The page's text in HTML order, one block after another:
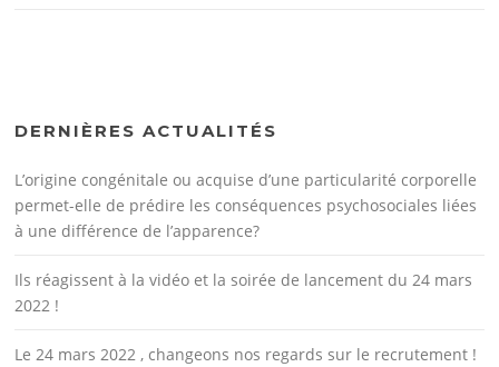
DERNIÈRES ACTUALITÉS
L’origine congénitale ou acquise d’une particularité corporelle
permet-elle de prédire les conséquences psychosociales liées
à une différence de l’apparence?
Ils réagissent à la vidéo et la soirée de lancement du 24 mars
2022 !
Le 24 mars 2022 , changeons nos regards sur le recrutement !